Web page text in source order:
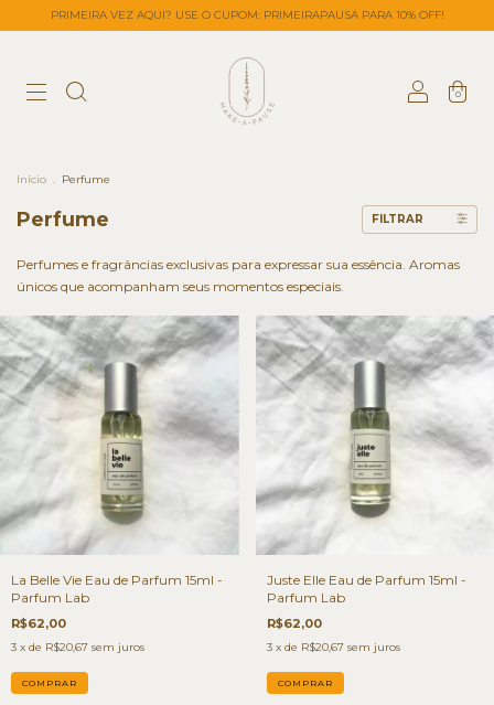
PRIMEIRA VEZ AQUI? USE O CUPOM: PRIMEIRAPAUSA PARA 10% OFF!
0
Início . Perfume
Perfume FILTRAR
Perfumes e fragrâncias exclusivas para expressar sua essência. Aromas
únicos que acompanham seus momentos especiais.
La Belle Vie Eau de Parfum 15ml -
Parfum Lab
R$62,00
3 x de R$20,67 sem juros
Juste Elle Eau de Parfum 15ml -
Parfum Lab
R$62,00
3 x de R$20,67 sem juros